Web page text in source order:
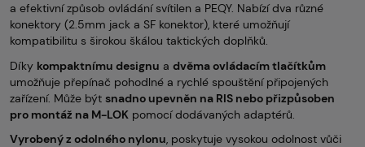
a efektivní způsob ovládání svítilen a PEQY. Nabízí dva různé
konektory (2.5mm jack a SF konektor), které umožňují
kompatibilitu s širokou škálou taktických doplňků.
Díky kompaktnímu designu a dvěma ovládacím tlačítkům
umožňuje přepínač pohodlné a rychlé spouštění připojených
zařízení. Může být snadno upevněn na RIS nebo přizpůsoben
pro montáž na M-LOK pomocí dodávaných adaptérů.
Vyrobený z odolného nylonu, poskytuje vysokou odolnost vůči